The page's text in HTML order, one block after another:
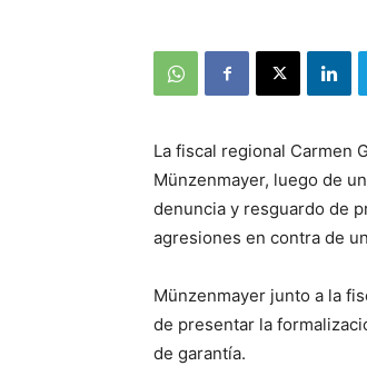
La fiscal regional Carmen
Münzenmayer, luego de
denuncia y resguardo de
agresiones en contra de
Münzenmayer junto a la
de presentar la
de garantía.